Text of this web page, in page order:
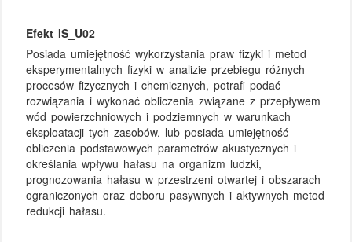
Efekt IS_U02
Posiada umiejętność wykorzystania praw fizyki i metod
eksperymentalnych fizyki w analizie przebiegu różnych
procesów fizycznych i chemicznych, potrafi podać
rozwiązania i wykonać obliczenia związane z przepływem
wód powierzchniowych i podziemnych w warunkach
eksploatacji tych zasobów, lub posiada umiejętność
obliczenia podstawowych parametrów akustycznych i
określania wpływu hałasu na organizm ludzki,
prognozowania hałasu w przestrzeni otwartej i obszarach
ograniczonych oraz doboru pasywnych i aktywnych metod
redukcji hałasu.